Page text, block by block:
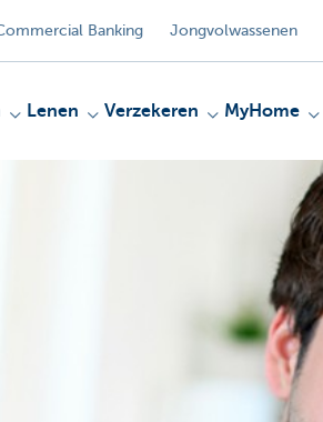
Banking Jongvolwassenen
Lenen Verzekeren MyHome